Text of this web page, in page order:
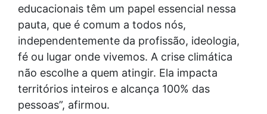
educacionais têm um papel essencial nessa
pauta, que é comum a todos nós,
independentemente da profissão, ideologia,
fé ou lugar onde vivemos. A crise climática
não escolhe a quem atingir. Ela impacta
territórios inteiros e alcança 100% das
pessoas”, afirmou.